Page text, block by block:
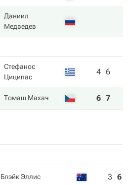
Даниил
Медведев
Стефанос
Циципас
4 6
Томаш Махач 6 7
Блэйк Эллис 3 6